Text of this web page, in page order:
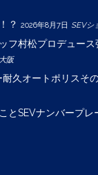
？ 2026年8月7日 SEVシ
フ村松プロデュース
阪
久オートポリスそ
とSEVナンバープレ